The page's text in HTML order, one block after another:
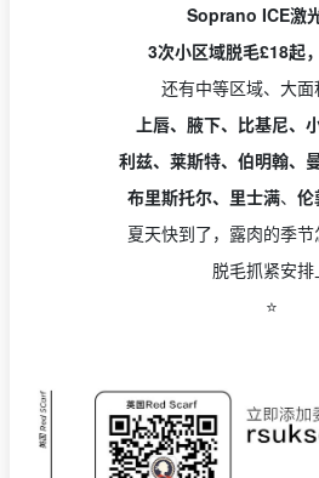
Soprano ICE激
3次小区域脱毛£18起
还有中等区域、大
上唇、腋下、比基尼、
利兹、莱斯特、伯明翰、
布里斯托尔、里士满、 伦
夏天快到了，露肉的季
脱毛抓紧安排
⭐️